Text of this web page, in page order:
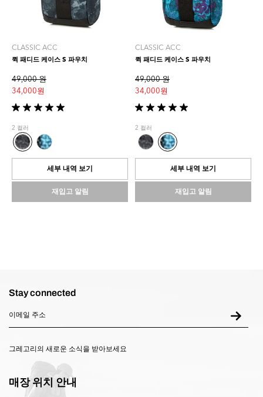
CLASSIC ACC
퀵 패디드 케이스 S 파우치
49,000 원
34,000 원
별
5
개
중
5.0
입
다.
2 컬러
세부 내역 보기
재입고 알림
CLASSIC ACC
퀵 패디드 케이스 S 파우치
49,000 원
34,000 원
별
5
개
중
5.0
입
다.
2 컬러
세부 내역 보기
재입고 알림
Stay connected
그레고리의 새로운 소식을 받아보세요
매장 위치 안내